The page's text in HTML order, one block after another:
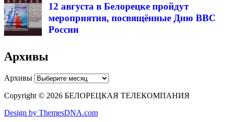
12 августа в Белорецке пройдут
мероприятия, посвящённые Дню ВВС
России
Архивы
Архивы
Copyright © 2026 БЕЛОРЕЦКАЯ ТЕЛЕКОМПАНИЯ
Design by ThemesDNA.com